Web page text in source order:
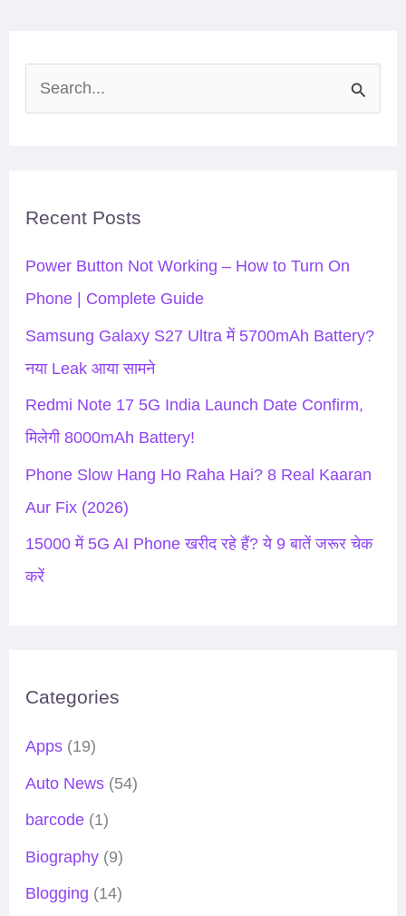
c
h
f
Recent Posts
Power Button Not Working – How to Turn On
Phone | Complete Guide
Samsung Galaxy S27 Ultra में 5700mAh Battery?
नया Leak आया सामने
Redmi Note 17 5G India Launch Date Confirm,
मिलेगी 8000mAh Battery!
Phone Slow Hang Ho Raha Hai? 8 Real Kaaran
Aur Fix (2026)
15000 में 5G AI Phone खरीद रहे हैं? ये 9 बातें जरूर चेक
करें
Categories
Apps(19)
Auto News(54)
barcode(1)
Biography(9)
Blogging (14)